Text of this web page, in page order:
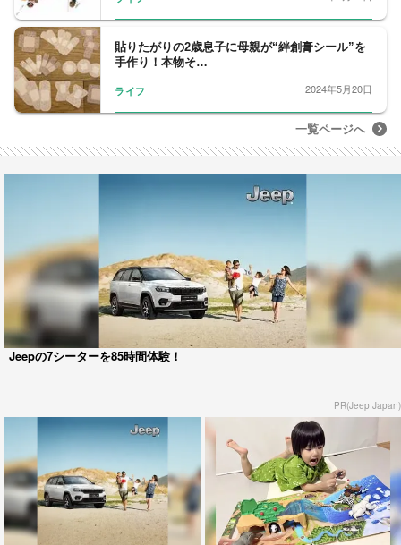
貼りたがりの2歳息子に母親が“絆創膏シール”を
手作り！本物そ…
ライフ 2024年5月20日
一覧ページへ
Jeepの7シーターを85時間体験！
PR(Jeep Japan)